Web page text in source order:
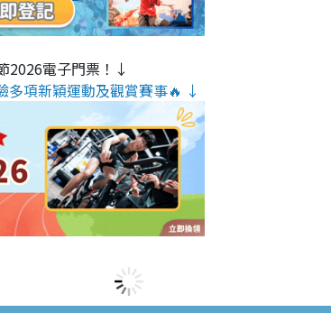
2026電子門票！↓
多項新穎運動及觀賞賽事🔥 ↓